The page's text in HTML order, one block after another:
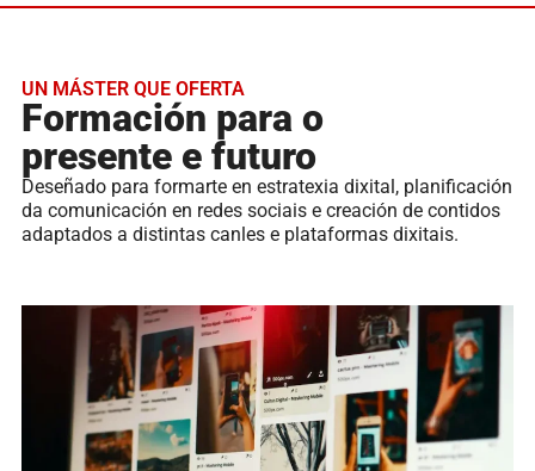
UN MÁSTER QUE OFERTA
Formación para o
presente e futuro
Deseñado para formarte en estratexia dixital, planificación
da comunicación en redes sociais e creación de contidos
adaptados a distintas canles e plataformas dixitais.